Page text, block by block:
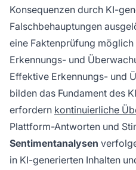
Konsequenzen durch KI-
Falschbehauptungen
eine Faktenprüfung möglich
Erkennungs- und
Effektive Erkennungs- und
bilden das Fundament des
erfordern kontinuierliche
Plattform-Antworten und
Sentimentanalysen
in KI-generierten Inhalten